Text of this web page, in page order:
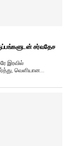
சர்வதேச
இரவில்
வெளியான...